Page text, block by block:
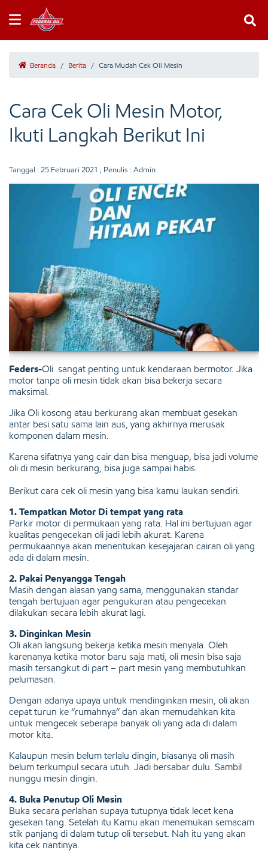
Beranda / Berita / Cara Mudah Cek Oli Mesin
Cara Cek Oli Mesin Motor,
Ikuti Langkah Berikut Ini
Tanggal : 25 Februari 2021 , Penulis : Admin
Feders-Oli sangat penting untuk kendaraan bermotor. Jika
motor tanpa oli mesin tidak akan bisa bekerja secara
maksimal.
Jika Oli kosong atau berkurang akan membuat gesekan
antar besi satu sama lain aus, yang akhirnya merusak
komponen dalam mesin.
Karena sifatnya yang cair dan bisa menguap, bisa jadi volume
oli di mesin berkurang, bisa juga sampai habis.
Berikut cara cek oli mesin yang bisa kamu laukan sendiri.
1. Tempatkan Motor Di tempat yang rata
Parkir motor di permukaan yang rata. Hal ini bertujuan agar
kualitas pengecekan oli jadi lebih akurat. Karena
permukaannya akan menentukan kesejajaran cairan oli yang
ada di dalam mesin.
2. Pakai Penyangga Tengah
Masih dengan alasan yang sama, menggunakan standar
tengah bertujuan agar pengukuran atau pengecekan
dilakukan secara lebih akurat lagi.
3. Dinginkan Mesin
Oli akan langsung bekerja ketika mesin menyala. Oleh
karenanya ketika motor baru saja mati, oli mesin bisa saja
masih tersangkut di part – part mesin yang membutuhkan
pelumasan.
Dengan adanya upaya untuk mendinginkan mesin, oli akan
cepat turun ke “rumahnya” dan akan memudahkan kita
untuk mengecek seberapa banyak oli yang ada di dalam
motor kita.
Kalaupun mesin belum terlalu dingin, biasanya oli masih
belum terkumpul secara utuh. Jadi bersabar dulu. Sambil
nunggu mesin dingin.
4. Buka Penutup Oli Mesin
Buka secara perlahan supaya tutupnya tidak lecet kena
gesekan tang. Setelah itu Kamu akan menemukan semacam
stik panjang di dalam tutup oli tersebut. Nah itu yang akan
kita cek nantinya.